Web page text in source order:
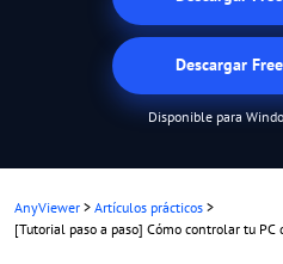
Descargar
Disponible para
AnyViewer > Artículos prácticos >
[Tutorial paso a paso] Cómo controlar tu